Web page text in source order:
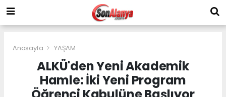
Anasayfa YAŞAM
ALKÜ'den Yeni Akademik
Hamle: İki Yeni Program